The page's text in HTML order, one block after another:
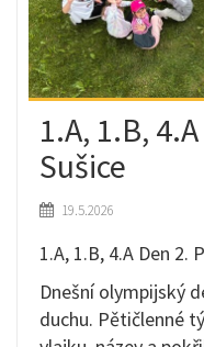
1.A, 1.B,
Sušice
19.5.2026
1.A, 1.B, 4.A Den 2.
Dnešní olympijský
duchu. Pětičlenné